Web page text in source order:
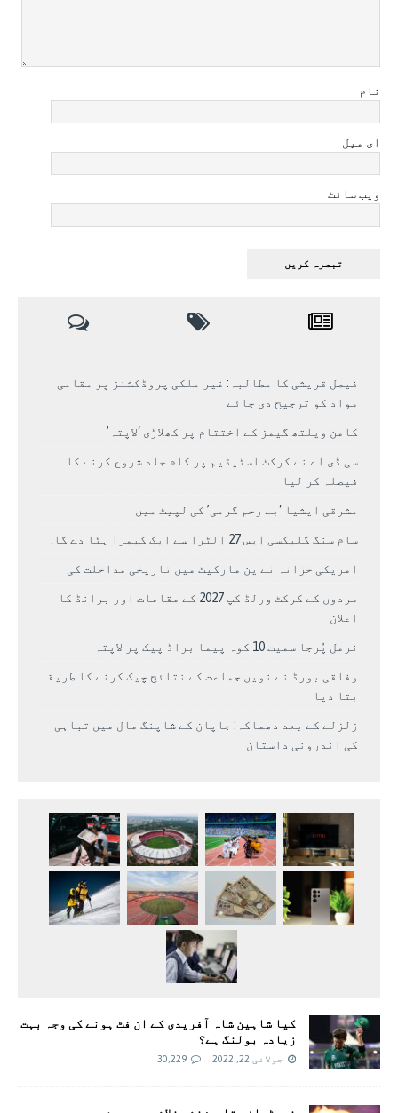
نام
ای میل
ویب سائٹ
فیصل قریشی کا مطالبہ: غیر ملکی پروڈکشنز پر مقامی
مواد کو ترجیح دی جائے
کامن ویلتھ گیمز کے اختتام پر کھلاڑی ‘لاپتہ’
سی ڈی اے نے کرکٹ اسٹیڈیم پر کام جلد شروع کرنے کا
فیصلہ کر لیا
مشرقی ایشیا ‘بے رحم گرمی’ کی لپیٹ میں
سام سنگ گلیکسی ایس 27 الٹرا سے ایک کیمرا ہٹا دے گا.
امریکی خزانہ نے ین مارکیٹ میں تاریخی مداخلت کی
مردوں کے کرکٹ ورلڈ کپ 2027 کے مقامات اور برانڈ کا
اعلان
نرمل پُرجا سمیت 10 کوہ پیما براڈ پیک پر لاپتہ
وفاقی بورڈ نے نویں جماعت کے نتائج چیک کرنے کا طریقہ
بتا دیا
زلزلے کے بعد دھماکہ: جاپان کے شاپنگ مال میں تباہی
کی اندرونی داستان
کیا شاہین شاہ آفریدی کے ان فٹ ہونے کی وجہ بہت
زیادہ بولنگ ہے؟
جولائی 22, 2022 30,229